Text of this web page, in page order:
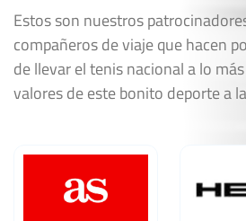
Estos son nuestros
compañeros de viaje que hacen
de llevar el tenis nacional a lo
valores de este bonito deporte a